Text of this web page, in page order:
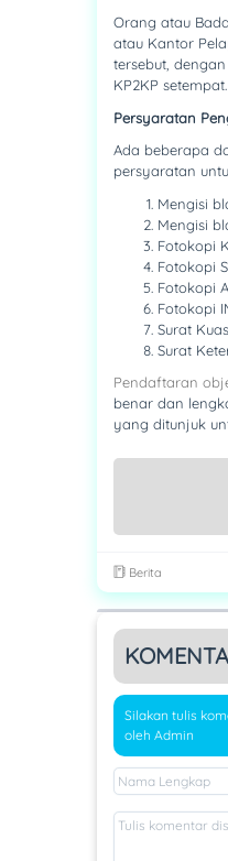
Orang atau
atau Kantor
tersebut,
KP2KP setempat.
Persyaratan
Ada beberapa
persyaratan
Mengisi
Mengisi
Fotokopi
Fotokopi
Fotokopi
Fotokopi
Surat
Surat
Pendaftaran
benar dan
yang ditunjuk
Berita
Silakan tulis
oleh Admin